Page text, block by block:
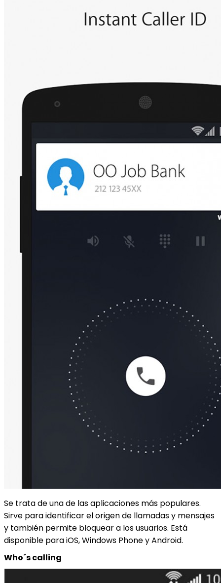
Se trata de una de las aplicaciones más populares.
Sirve para identificar el origen de llamadas y mensajes
y también permite bloquear a los usuarios. Está
disponible para iOS, Windows Phone y Android.
Who´s calling